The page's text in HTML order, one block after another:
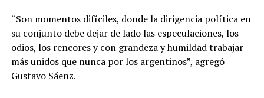
“Son momentos difíciles, donde la dirigencia política en
su conjunto debe dejar de lado las especulaciones, los
odios, los rencores y con grandeza y humildad trabajar
más unidos que nunca por los argentinos”, agregó
Gustavo Sáenz.